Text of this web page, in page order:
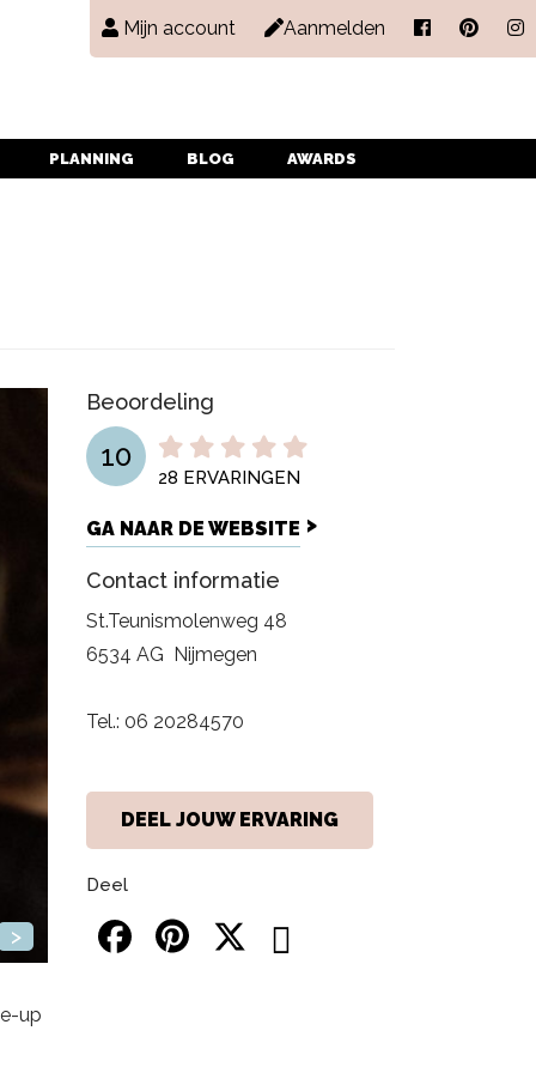
PLANNING BLOG AWARDS
Mijn account Aanmelden
>
up
Beoordeling
10
28 ERVARINGEN
GA NAAR DE WEBSITE
Contact informatie
St.Teunismolenweg 48
6534 AG Nijmegen
Tel.: 06 20284570
DEEL JOUW ERVARING
Deel